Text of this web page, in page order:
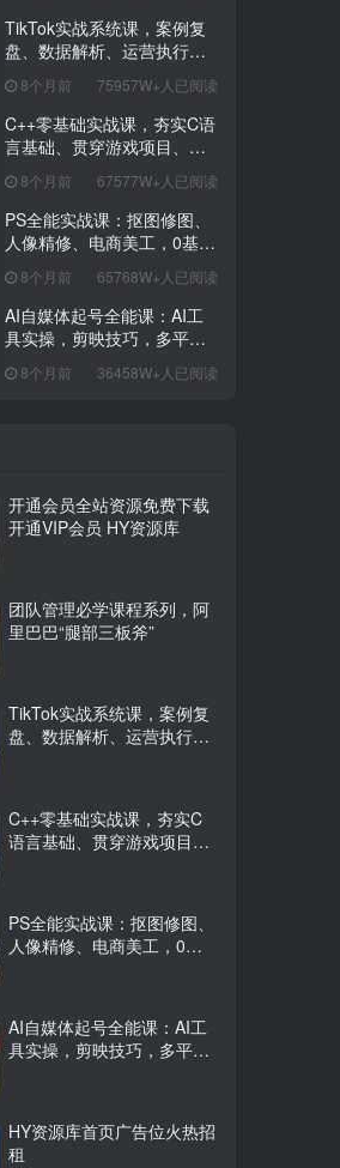
TikTok实战系统课，案例复
盘、数据解析、运营执行，
（更新）
8个月前 75957W+人已阅读
C++零基础实战课，夯实C语
言基础、贯穿游戏项目、掌
薪15K+岗位
8个月前 67577W+人已阅读
PS全能实战课：抠图修图、
人像精修、电商美工，0基础
8个月前 65768W+人已阅读
AI自媒体起号全能课：AI工
具实操，剪映技巧，多平台
8个月前 36458W+人已阅读
开通会员全站资源免费下载
开通VIP会员 HY资源库
团队管理必学课程系列，阿
里巴巴“腿部三板斧”
TikTok实战系统课，案例复
盘、数据解析、运营执行，
C++零基础实战课，夯实C
语言基础、贯穿游戏项目、
PS全能实战课：抠图修图、
人像精修、电商美工，0基
AI自媒体起号全能课：AI工
具实操，剪映技巧，多平台
HY资源库首页广告位火热招
租